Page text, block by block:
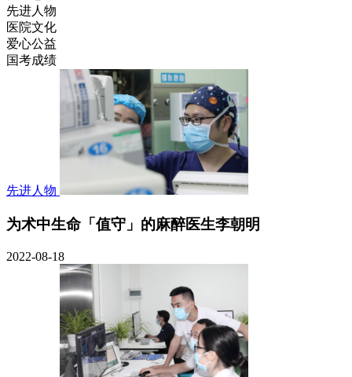
先进人物
医院文化
爱心公益
国考成绩
先进人物
为术中生命「值守」的麻醉医生李朝明
2022-08-18